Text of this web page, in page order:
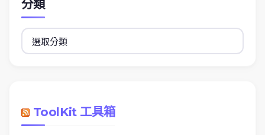
分類
分
類
ToolKit 工具箱